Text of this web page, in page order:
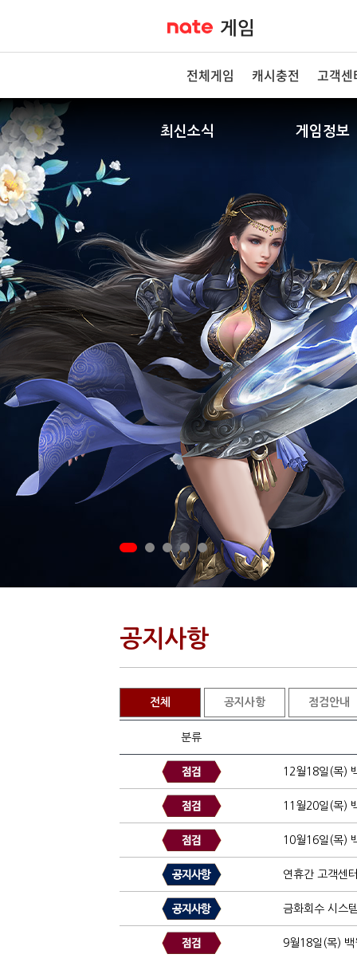
전체게임 캐시충전 고객센
최신소식 게임정보
공지사항
전체 공지사항 점검안내
분류
12월18일(목)
11월20일(목)
10월16일(목)
연휴간 고객센
금화회수 시스
9월18일(목) 백